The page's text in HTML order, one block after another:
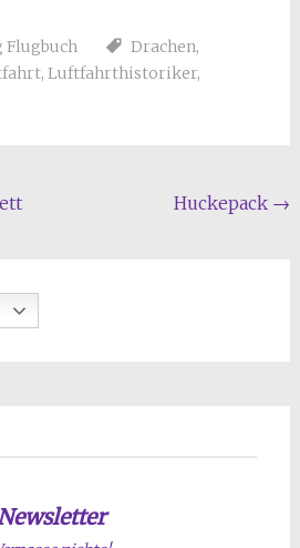
Drachen,
, Luftfahrthistoriker,
Huckepack →